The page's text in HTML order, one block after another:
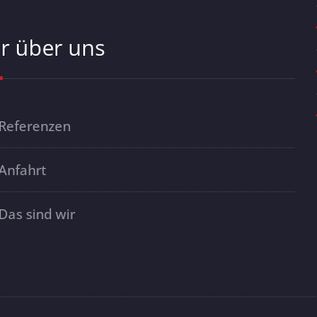
über uns
Referenzen
Das sind wir